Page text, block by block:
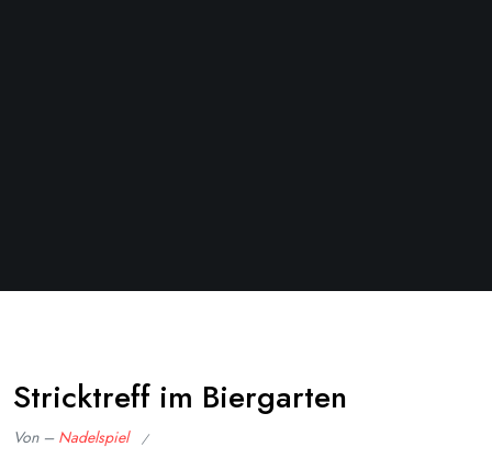
Stricktreff im Biergarten
Von – Nadelspiel